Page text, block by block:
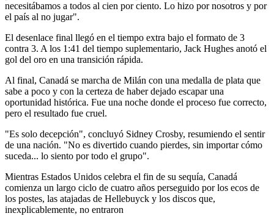
necesitábamos a todos al cien por ciento. Lo hizo por nosotros y por
el país al no jugar".
El desenlace final llegó en el tiempo extra bajo el formato de 3
contra 3. A los 1:41 del tiempo suplementario, Jack Hughes anotó el
gol del oro en una transición rápida.
Al final, Canadá se marcha de Milán con una medalla de plata que
sabe a poco y con la certeza de haber dejado escapar una
oportunidad histórica. Fue una noche donde el proceso fue correcto,
pero el resultado fue cruel.
"Es solo decepción", concluyó Sidney Crosby, resumiendo el sentir
de una nación. "No es divertido cuando pierdes, sin importar cómo
suceda... lo siento por todo el grupo".
Mientras Estados Unidos celebra el fin de su sequía, Canadá
comienza un largo ciclo de cuatro años perseguido por los ecos de
los postes, las atajadas de Hellebuyck y los discos que,
inexplicablemente, no entraron